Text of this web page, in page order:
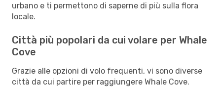
urbano e ti permettono di saperne di più sulla flora
locale.
Città più popolari da cui volare per Whale
Cove
Grazie alle opzioni di volo frequenti, vi sono diverse
città da cui partire per raggiungere Whale Cove.